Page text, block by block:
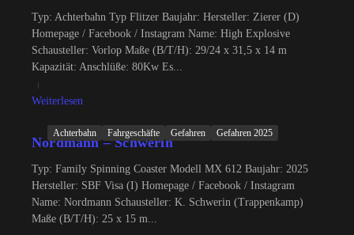
Typ: Achterbahn Typ Flitzer Baujahr: Hersteller: Zierer (D)
Homepage / Facebook / Instagram Name: High Explosive
Schausteller: Vorlop Maße (B/T/H): 29/24 x 31,5 x 14 m
Kapazität: Anschlüße: 80Kw Es...
Weiterlesen
Achterbahn Fahrgeschäfte Gefahren Gefahren 2025
Nordmann – Schwerin
Typ: Family Spinning Coaster Modell MX 612 Baujahr: 2025
Hersteller: SBF Visa (I) Homepage / Facebook / Instagram
Name: Nordmann Schausteller: K. Schwerin (Trappenkamp)
Maße (B/T/H): 25 x 15 m...